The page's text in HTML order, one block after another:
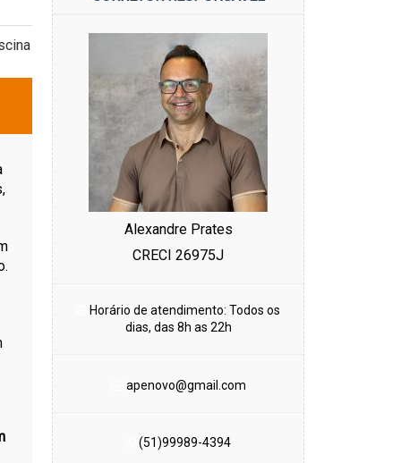
Alexandre Prates
CRECI 26975J
Horário de atendimento: Todos os
dias, das 8h as 22h
apenovo@gmail.com
(51)99989-4394